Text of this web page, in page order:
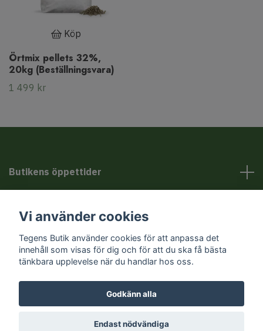
Köp
Örtmix pellets 32%,
20kg (Beställningsvara)
1 499 kr
Butikens öppettider
Sociala medier
© 2026 Tegens Butik
Vi använder cookies
Tegens Butik använder cookies för att anpassa det
innehåll som visas för dig och för att du ska få bästa
tänkbara upplevelse när du handlar hos oss.
Godkänn alla
Endast nödvändiga